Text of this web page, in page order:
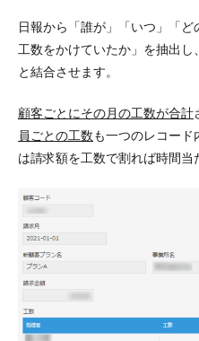
日報から「誰が」「いつ」「
工数をかけていたか」を抽出
と結合させます。
顧客ごとにその月の工数が合計
員ごとの工数も一つのレコード
は請求額を工数で割れば時間当